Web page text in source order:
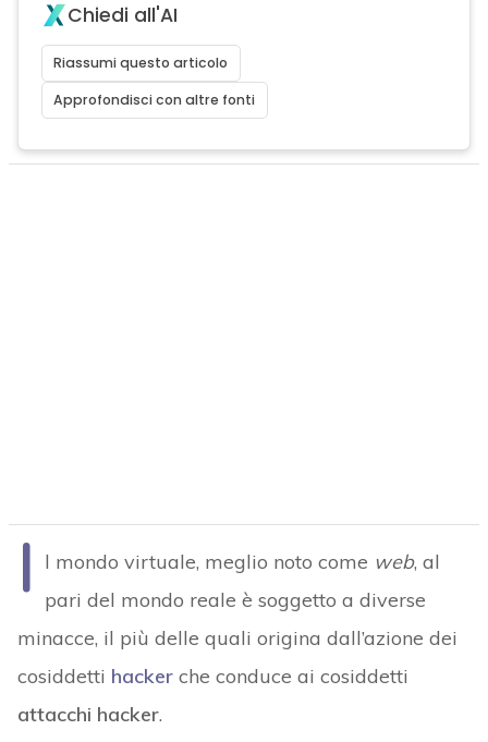
Chiedi all'AI
Riassumi questo articolo
Approfondisci con altre fonti
I l mondo virtuale, meglio noto come web, al
pari del mondo reale è soggetto a diverse
minacce, il più delle quali origina dall’azione dei
cosiddetti hackerche conduce ai cosiddetti
attacchi hacker.